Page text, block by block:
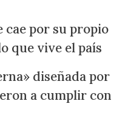
cae por su propio
que vive el país
diseñada por
a cumplir con